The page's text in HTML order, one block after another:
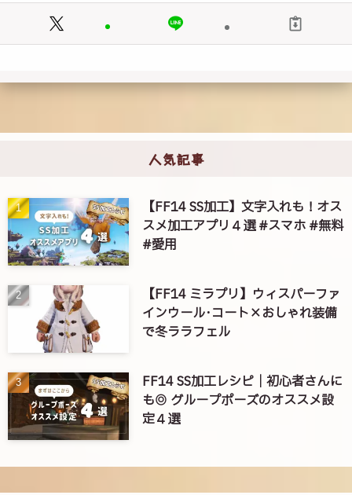
人気記事
【FF14 SS加工】文字入れも！オス
スメ加工アプリ４選 #スマホ #無料
#愛用
【FF14 ミラプリ】ウィスパーファ
インウール･コート×おしゃれ装備
で冬ララフェル
FF14 SS加工レシピ｜初心者さんに
も◎ グループポーズのオススメ設
定４選